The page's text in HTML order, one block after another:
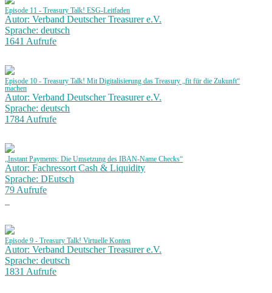
Episode 11 - Treasury Talk! ESG-Leitfaden
Autor: Verband Deutscher Treasurer e.V.
Sprache: deutsch
1641 Aufrufe
Episode 10 - Treasury Talk! Mit Digitalisierung das Treasury „fit für die Zukunft“
machen
Autor: Verband Deutscher Treasurer e.V.
Sprache: deutsch
1784 Aufrufe
„Instant Payments: Die Umsetzung des IBAN-Name Checks“
Autor: Fachressort Cash & Liquidity
Sprache: DEutsch
79 Aufrufe
Episode 9 - Treasury Talk! Virtuelle Konten
Autor: Verband Deutscher Treasurer e.V.
Sprache: deutsch
1831 Aufrufe